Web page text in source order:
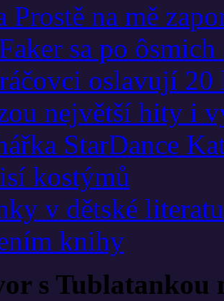
Prostě na mě
sa po
oslavují 20
největší hity i
StarDance
kostýmů
v dětské
knihy
s Tublatankou